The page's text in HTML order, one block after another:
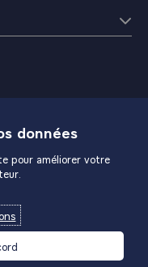
données
pour améliorer votre